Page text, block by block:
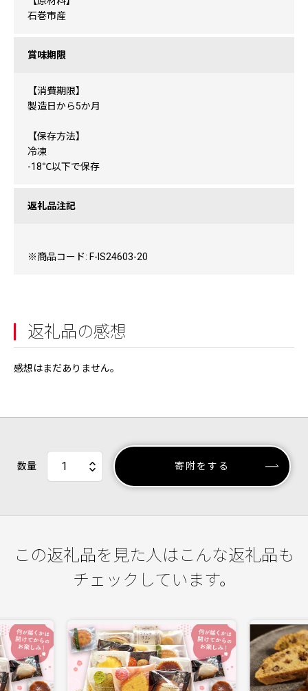
石巻市産
賞味期限
【消費期限】
製造日から5か月
【保存方法】
冷凍
-18℃以下で保存
返礼品注記
※商品コード: F-IS24603-20
返礼品の感想
感想はまだありません。
数量 寄附をする
この返礼品を見た人はこんな返礼品も
チェックしています。